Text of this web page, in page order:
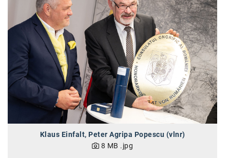
Klaus Einfalt, Peter Agripa Popescu (vlnr)
8 MB .jpg